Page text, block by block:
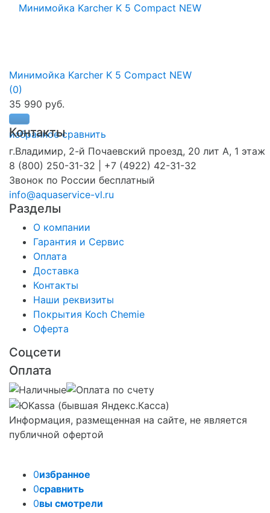
избранное сравнить
Минимойка Karcher K 5 Compact NEW
(0)
35 990 руб.
Контакты
г.Владимир, 2-й Почаевский проезд, 20 лит А, 1 этаж
8 (800) 250-31-32 | +7 (4922) 42-31-32
Звонок по России бесплатный
info@aquaservice-vl.ru
Разделы
О компании
Гарантия и Сервис
Оплата
Доставка
Контакты
Наши реквизиты
Покрытия Koch Chemie
Оферта
Соцсети
Оплата
Информация, размещенная на сайте, не является
публичной офертой
0избранное
0сравнить
0вы смотрели